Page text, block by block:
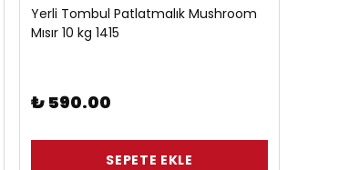
Yerli Tombul Patlatmalık Mushroom
Mısır 10 kg 1415
₺ 590.00
SEPETE EKLE